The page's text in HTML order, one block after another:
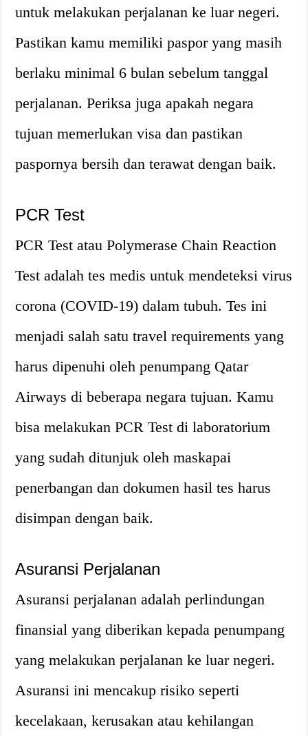
untuk melakukan perjalanan ke luar negeri.
Pastikan kamu memiliki paspor yang masih
berlaku minimal 6 bulan sebelum tanggal
perjalanan. Periksa juga apakah negara
tujuan memerlukan visa dan pastikan
paspornya bersih dan terawat dengan baik.
PCR Test
PCR Test atau Polymerase Chain Reaction
Test adalah tes medis untuk mendeteksi virus
corona (COVID-19) dalam tubuh. Tes ini
menjadi salah satu travel requirements yang
harus dipenuhi oleh penumpang Qatar
Airways di beberapa negara tujuan. Kamu
bisa melakukan PCR Test di laboratorium
yang sudah ditunjuk oleh maskapai
penerbangan dan dokumen hasil tes harus
disimpan dengan baik.
Asuransi Perjalanan
Asuransi perjalanan adalah perlindungan
finansial yang diberikan kepada penumpang
yang melakukan perjalanan ke luar negeri.
Asuransi ini mencakup risiko seperti
kecelakaan, kerusakan atau kehilangan